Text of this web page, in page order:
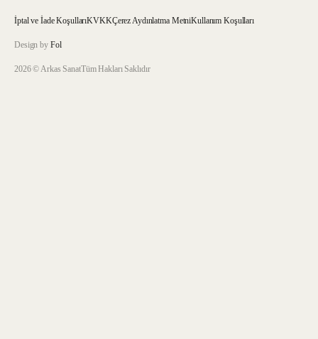
2026 © Arkas SanatTüm Hakları Saklıdır
İptal ve İade KoşullarıKVKKÇerez Aydınlatma MetniKullanım Koşulları
Design by Fol